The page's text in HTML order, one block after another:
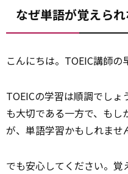
なぜ単語が覚えら
こんにちは。TOEIC講師の
TOEICの学習は順調でしょ
も大切である一方で、もし
が、単語学習かもしれませ
でも安心してください。